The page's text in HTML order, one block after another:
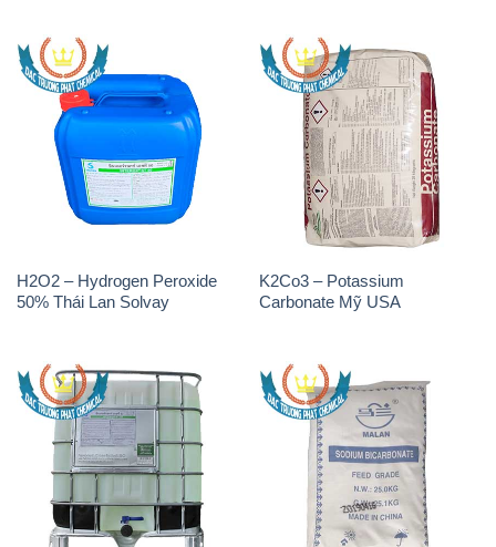
H2O2 – Hydrogen Peroxide
50% Thái Lan Solvay
K2Co3 – Potassium
Carbonate Mỹ USA